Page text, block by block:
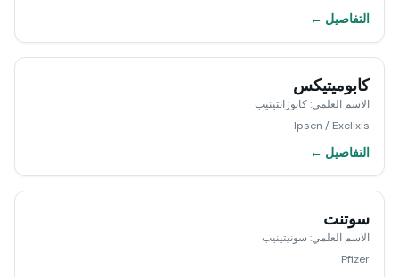
التفاصيل ←
كابوميتيكس
الاسم العلمي:كابوزانتينيب
Ipsen / Exelixis
التفاصيل ←
سوتنت
الاسم العلمي: سونيتينيب
Pfizer